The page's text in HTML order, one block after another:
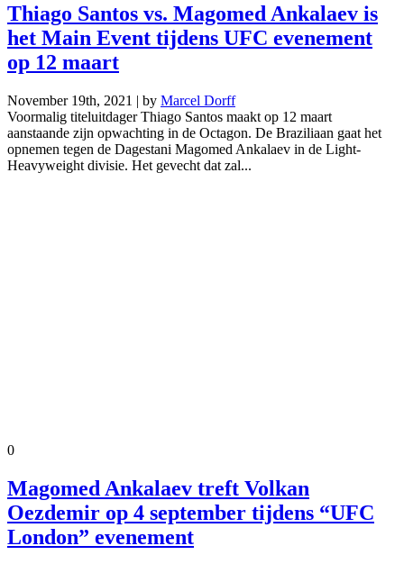
Thiago Santos vs. Magomed Ankalaev is
het Main Event tijdens UFC evenement
op 12 maart
November 19th, 2021 | by Marcel Dorff
Voormalig titeluitdager Thiago Santos maakt op 12 maart
aanstaande zijn opwachting in de Octagon. De Braziliaan gaat het
opnemen tegen de Dagestani Magomed Ankalaev in de Light-
Heavyweight divisie. Het gevecht dat zal...
0
Magomed Ankalaev treft Volkan
Oezdemir op 4 september tijdens “UFC
London” evenement